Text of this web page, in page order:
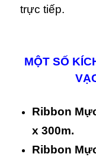
trực tiếp.
MỘT SỐ
Ribbon
x 300m.
Ribbon